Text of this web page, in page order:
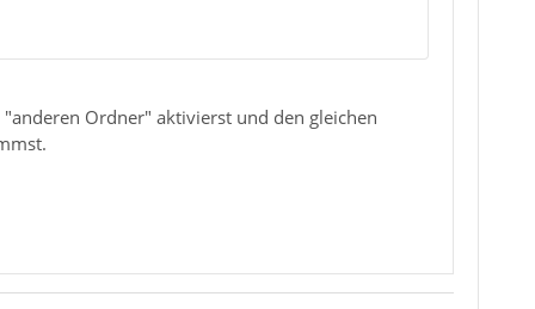
Ordner" aktivierst und den gleichen